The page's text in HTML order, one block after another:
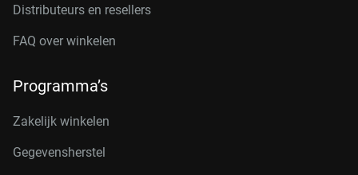
Distributeurs en resellers
FAQ over winkelen
Programma’s
Zakelijk winkelen
Gegevensherstel